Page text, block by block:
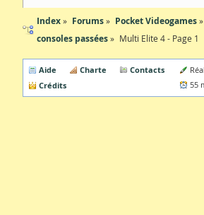
Index Forums Pocket Videogames
consoles passées
Multi Elite 4 - Page 1
Aide Charte
Contacts
Crédits
55